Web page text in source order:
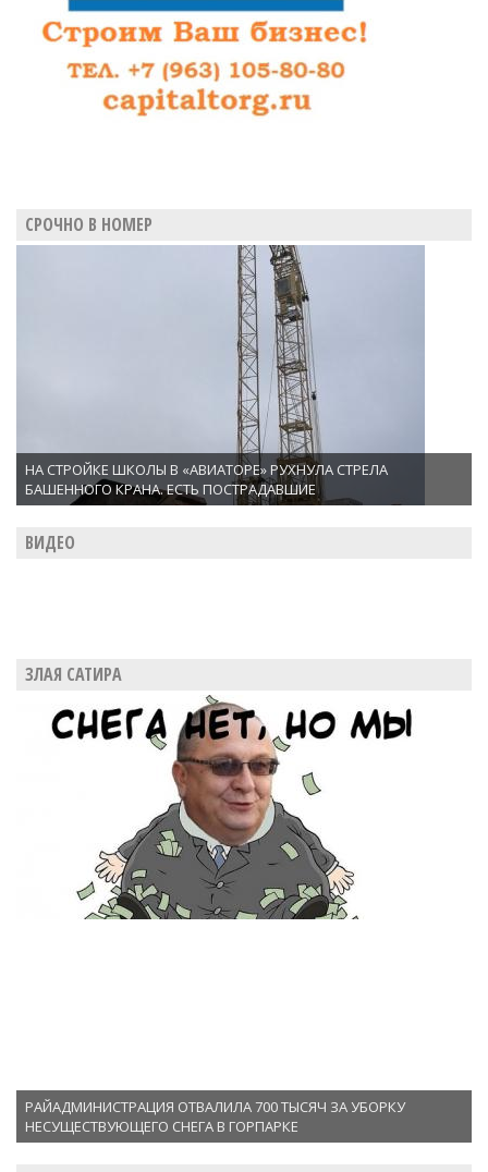
СРОЧНО В НОМЕР
НА СТРОЙКЕ ШКОЛЫ В «АВИАТОРЕ» РУХНУЛА СТРЕЛА
БАШЕННОГО КРАНА. ЕСТЬ ПОСТРАДАВШИЕ
ВИДЕО
ЗЛАЯ САТИРА
РАЙАДМИНИСТРАЦИЯ ОТВАЛИЛА 700 ТЫСЯЧ ЗА УБОРКУ
НЕСУЩЕСТВУЮЩЕГО СНЕГА В ГОРПАРКЕ